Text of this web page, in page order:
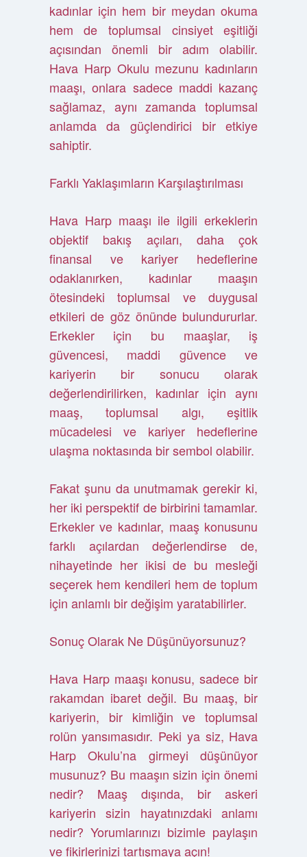
kadınlar için hem bir meydan okuma
hem de toplumsal cinsiyet eşitliği
açısından önemli bir adım olabilir.
Hava Harp Okulu mezunu kadınların
maaşı, onlara sadece maddi kazanç
sağlamaz, aynı zamanda toplumsal
anlamda da güçlendirici bir etkiye
sahiptir.
Farklı Yaklaşımların Karşılaştırılması
Hava Harp maaşı ile ilgili erkeklerin
objektif bakış açıları, daha çok
finansal ve kariyer hedeflerine
odaklanırken, kadınlar maaşın
ötesindeki toplumsal ve duygusal
etkileri de göz önünde bulundururlar.
Erkekler için bu maaşlar, iş
güvencesi, maddi güvence ve
kariyerin bir sonucu olarak
değerlendirilirken, kadınlar için aynı
maaş, toplumsal algı, eşitlik
mücadelesi ve kariyer hedeflerine
ulaşma noktasında bir sembol olabilir.
Fakat şunu da unutmamak gerekir ki,
her iki perspektif de birbirini tamamlar.
Erkekler ve kadınlar, maaş konusunu
farklı açılardan değerlendirse de,
nihayetinde her ikisi de bu mesleği
seçerek hem kendileri hem de toplum
için anlamlı bir değişim yaratabilirler.
Sonuç Olarak Ne Düşünüyorsunuz?
Hava Harp maaşı konusu, sadece bir
rakamdan ibaret değil. Bu maaş, bir
kariyerin, bir kimliğin ve toplumsal
rolün yansımasıdır. Peki ya siz, Hava
Harp Okulu’na girmeyi düşünüyor
musunuz? Bu maaşın sizin için önemi
nedir? Maaş dışında, bir askeri
kariyerin sizin hayatınızdaki anlamı
nedir? Yorumlarınızı bizimle paylaşın
ve fikirlerinizi tartışmaya açın!